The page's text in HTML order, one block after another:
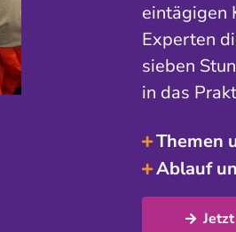
eintägigen
Experten
sieben
in das
Themen
Ablauf